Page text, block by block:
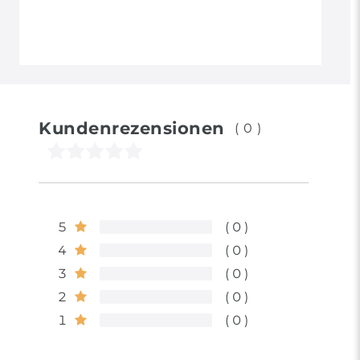
Kundenrezensionen (0)
5
0
4
0
3
0
2
0
1
0